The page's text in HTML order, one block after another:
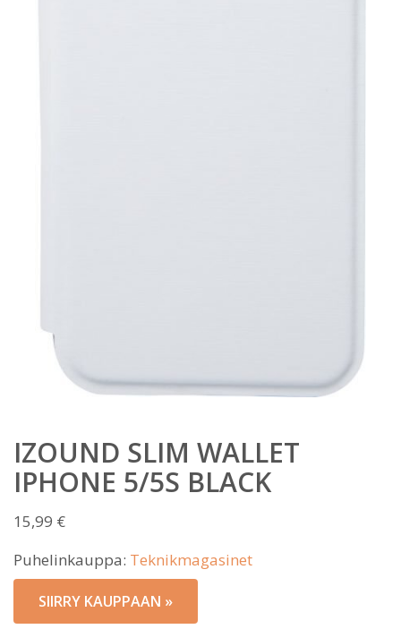
IZOUND SLIM WALLET
IPHONE 5/5S BLACK
15,99 €
Puhelinkauppa: Teknikmagasinet
SIIRRY KAUPPAAN »